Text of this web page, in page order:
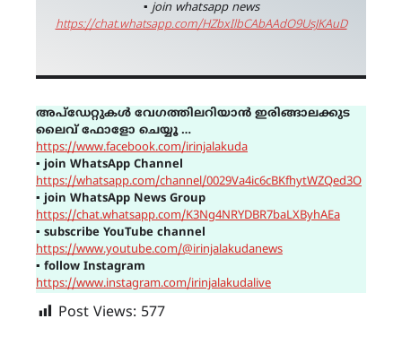
▪ join whatsapp news
https://chat.whatsapp.com/HZbxIlbCAbAAdO9UsJKAuD
അപ്ഡേറ്റുകൾ വേഗത്തിലറിയാൻ ഇരിങ്ങാലക്കുട
ലൈവ് ഫോളോ ചെയ്യൂ …
https://www.facebook.com/irinjalakuda
▪ join WhatsApp Channel
https://whatsapp.com/channel/0029Va4ic6cBKfhytWZQed3O
▪ join WhatsApp News Group
https://chat.whatsapp.com/K3Ng4NRYDBR7baLXByhAEa
▪ subscribe YouTube channel
https://www.youtube.com/@irinjalakudanews
▪ follow Instagram
https://www.instagram.com/irinjalakudalive
Post Views: 577